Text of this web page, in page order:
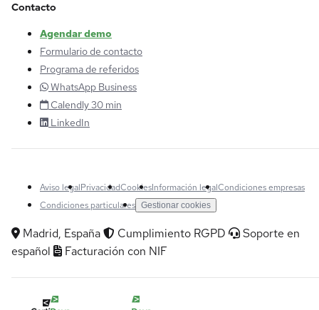
Contacto
Agendar demo
Formulario de contacto
Programa de referidos
WhatsApp Business
Calendly 30 min
LinkedIn
Aviso legalPrivacidadCookiesInformación legalCondiciones empresas
Condiciones particulares Gestionar cookies
Madrid, España Cumplimiento RGPD
Soporte en
español
Facturación con NIF